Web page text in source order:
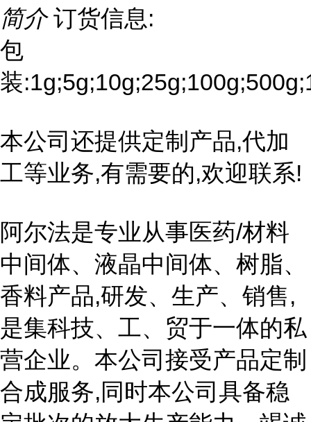
简介 订货信息:
包
装
本公司还提供定制产品,代加
工等业务,有需要的,欢迎联系!
阿尔法是专业从事医药/材料
中间体、液晶中间体、树脂、
香料产品,研发、生产、销售,
是集科技、工、贸于一体的私
营企业。本公司接受产品定制
合成服务,同时本公司具备稳